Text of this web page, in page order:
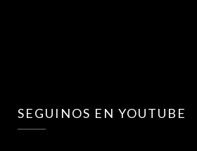
SEGUINOS EN YOUTUBE